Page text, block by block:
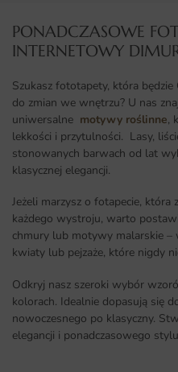
PONADCZASOWE
INTERNETOWY
Szukasz fototapety, która będzie
do zmian we wnętrzu? U nas
uniwersalne motywy roślinne,
lekkości i przytulności. Lasy,
stonowanych barwach od lat
klasycznej elegancji.
Jeżeli marzysz o fotapecie, która
każdego wystroju, warto
chmury lub motywy malarskie –
kwiaty lub pejzaże, które nigdy
Odkryj nasz szeroki wybór
kolorach. Idealnie dopasują się
nowoczesnego po klasyczny.
elegancji i ponadczasowego